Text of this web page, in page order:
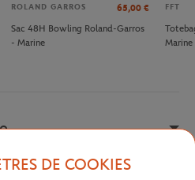
ROLAND GARROS 65,00 €
Sac 48H Bowling Roland-Garros
- Marine
FFT
Marine
Organisez vos essentiels
DE COOKIES